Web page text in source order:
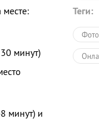
минут)
минут) и
Теги: